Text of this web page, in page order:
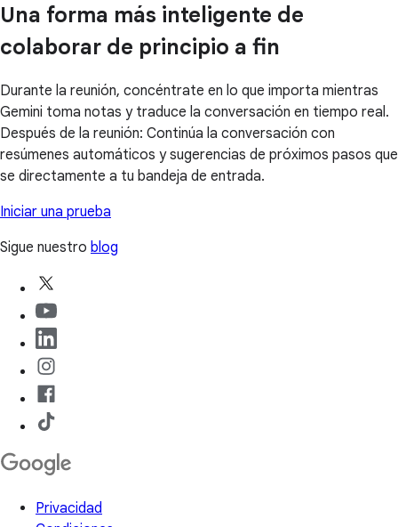
Una forma más inteligente de
colaborar de principio a fin
Durante la reunión, concéntrate en lo que importa mientras
Gemini toma notas y traduce la conversación en tiempo real.
Después de la reunión: Continúa la conversación con
resúmenes automáticos y sugerencias de próximos pasos que
se directamente a tu bandeja de entrada.
Iniciar una prueba
Sigue nuestro blog
Privacidad